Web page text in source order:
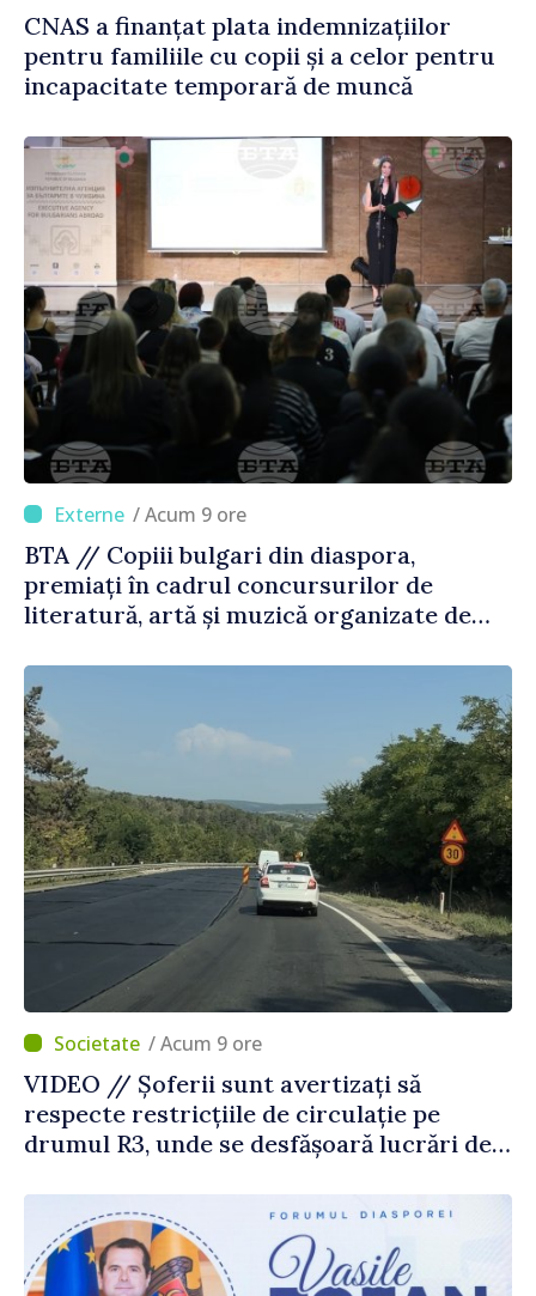
CNAS a finanțat plata indemnizațiilor
pentru familiile cu copii și a celor pentru
incapacitate temporară de muncă
/ Acum 9 ore
BTA // Copiii bulgari din diaspora,
premiați în cadrul concursurilor de
literatură, artă și muzică organizate de
Străinătate
/ Acum 9 ore
VIDEO // Șoferii sunt avertizați să
respecte restricțiile de circulație pe
drumul R3, unde se desfășoară lucrări de